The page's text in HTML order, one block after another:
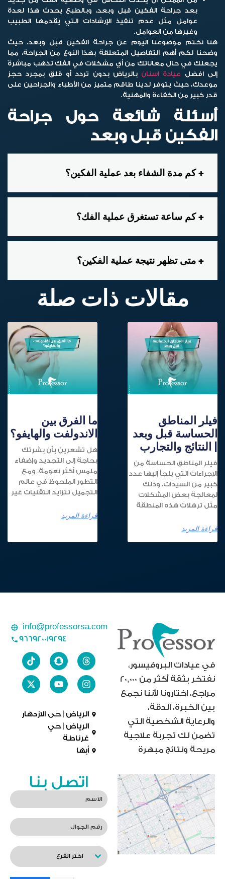
بعد جراحة الفكين قبل وبعد، وبالطبع يحدث هذا لعدة
عوامل مثل عدم تنفيذ الإرشادات التي يقدمها الطبيب
وغيرها من العوامل.
هنا نختم موضوعنا اليوم عن جراحة الفكين قبل وبعد، حيث
وضحنا لكم أهم التفاصيل المتعلقة بهذا النوع من الجراحة، مما
يجعلك في حال معاناتك من أي مشكلات في الفك تذهب مباشرةً
إلى افضل عيادة اسنان بالرياض بدون تردد أو قلق بمجرد حجز
موعدك، حيث يتوفر لدينا طاقم متميز من الأطباء والجراحين على
قدر كبير من الكفاءة والمهنية.
أسئلة شائعة حول جراحة
الفكين قبل وبعد
كم مدة الشفاء بعد عملية الفكين؟
كم ساعة تستغرق عملية الفك؟
متى تظهر نتيجة عملية الفكين؟
مقالات ذات صلة
فيلر المناطق
الحساسة قبل وبعد
| النتائج والتجارب
فيلر المناطق الحساسة من
الإجراءات التي يلجأ إليها عدد
كبير من السيدات، وذلك
لمعالجة بعض المشكلات
مثل ترهلات هذه المنطقة
قراءة المزيد
ما الفرق بين
الاندولفت والهايفو؟
هل تشعرين بأن بشرتك
بحاجة إلى التجديد وإضفاء
ملمس أكثر نعومة، ومع
التطور الملحوظ في عالم
التجميل تتزايد التقنيات غير
قراءة المزيد
في عيادات البروفيسور،
نفتخر بثقة أكثر من 20,000
مراجع، اختارونا لأننا نجمع
بين الخبرة، الدقة،
والرعاية الشخصية التي
تضمن لك تجربة علاجية
مريحة ونتائج مبهرة
info@professorsa.com
966920019294
الرياض | حى الازدهار
الرياض | حي
غرناطة
أبها
اتصل بنا
اختر الفرع